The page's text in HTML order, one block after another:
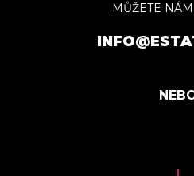
MŮŽETE